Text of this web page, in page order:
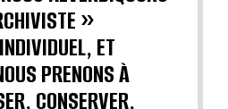
»
ET
PRENONS À
CONSERVER,